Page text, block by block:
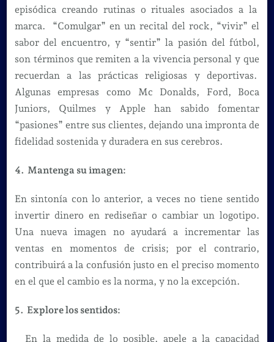
episódica creando rutinas o rituales asociados a la
marca. “Comulgar” en un recital del rock, “vivir” el
sabor del encuentro, y “sentir” la pasión del fútbol,
son términos que remiten a la vivencia personal y que
recuerdan a las prácticas religiosas y deportivas.
Algunas empresas como Mc Donalds, Ford, Boca
Juniors, Quilmes y Apple han sabido fomentar
“pasiones” entre sus clientes, dejando una impronta de
fidelidad sostenida y duradera en sus cerebros.
4. Mantenga su imagen:
En sintonía con lo anterior, a veces no tiene sentido
invertir dinero en rediseñar o cambiar un logotipo.
Una nueva imagen no ayudará a incrementar las
ventas en momentos de crisis; por el contrario,
contribuirá a la confusión justo en el preciso momento
en el que el cambio es la norma, y no la excepción.
5. Explore los sentidos:
En la medida de lo posible, apele a la capacidad